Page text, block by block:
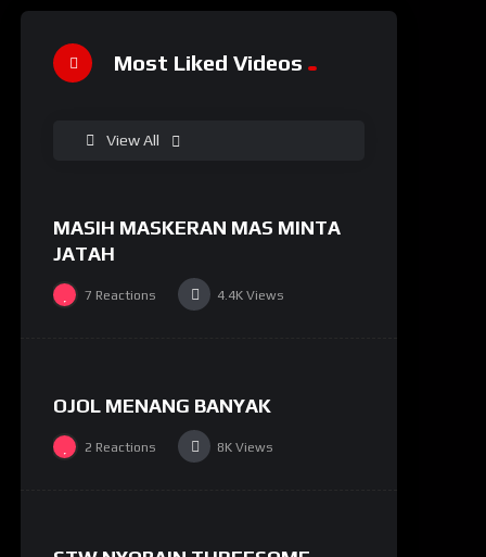
Most Liked Videos
View All
#9
91%
MASIH MASKERAN MAS MINTA
JATAH
7 Reactions 4.4K Views
#6
OJOL MENANG BANYAK
2 Reactions 8K Views